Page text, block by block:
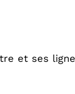
et ses